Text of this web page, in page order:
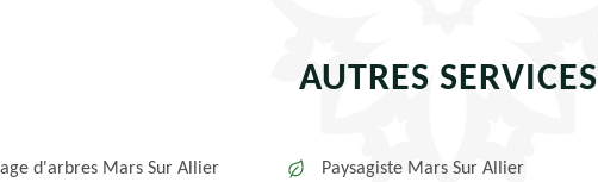
AUTRES SERVICES
d'arbres Mars Sur Allier Paysagiste Mars Sur Allier